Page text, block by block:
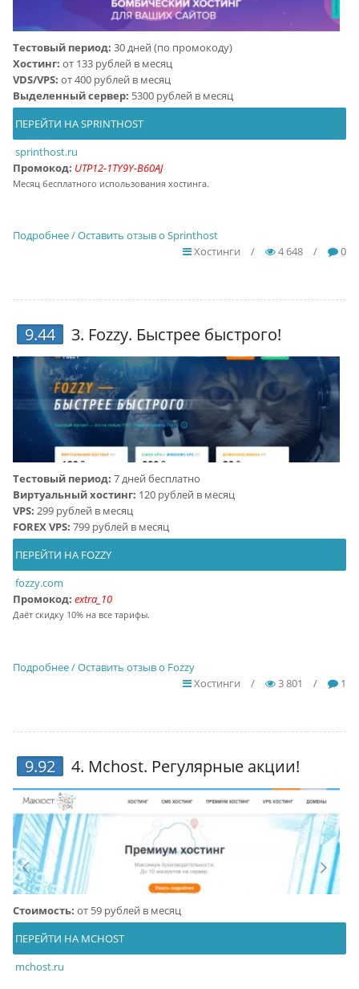
Тестовый период: 30 дней (по промокоду)
Хостинг: от 133 рублей в месяц
VDS/VPS: от 400 рублей в месяц
Выделенный сервер: 5300 рублей в месяц
ПЕРЕЙТИ НА SPRINTHOST
sprinthost.ru
Промокод: UTP12-1TY9Y-B60AJ
Месяц бесплатного использования хостинга.
Подробнее / Оставить отзыв о Sprinthost
Хостинги
/ 4 648 / 0
9.44 3. Fozzy. Быстрее быстрого!
Тестовый период: 7 дней бесплатно
Виртуальный хостинг: 120 рублей в месяц
VPS: 299 рублей в месяц
FOREX VPS: 799 рублей в месяц
ПЕРЕЙТИ НА FOZZY
fozzy.com
Промокод: extra_10
Даёт скидку 10% на все тарифы.
Подробнее / Оставить отзыв о Fozzy
Хостинги
/ 3 801 / 1
9.92 4. Mchost. Регулярные акции!
Стоимость: от 59 рублей в месяц
ПЕРЕЙТИ НА MCHOST
mchost.ru